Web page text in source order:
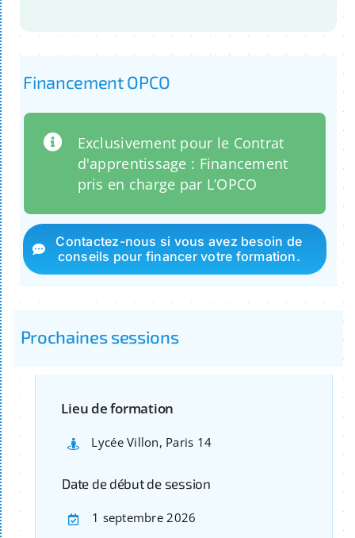
Financement OPCO
Exclusivement pour le Contrat
d'apprentissage : Financement
pris en charge par L’OPCO
Contactez-nous si vous avez besoin de
conseils pour financer votre formation.
Prochaines sessions
Lieu de formation
Lycée Villon, Paris 14
Date de début de session
1 septembre 2026